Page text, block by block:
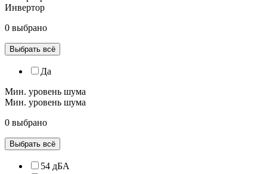
Инвертор
0 выбрано
Выбрать всё
Да
Мин. уровень шума
Мин. уровень шума
0 выбрано
Выбрать всё
54 дБА